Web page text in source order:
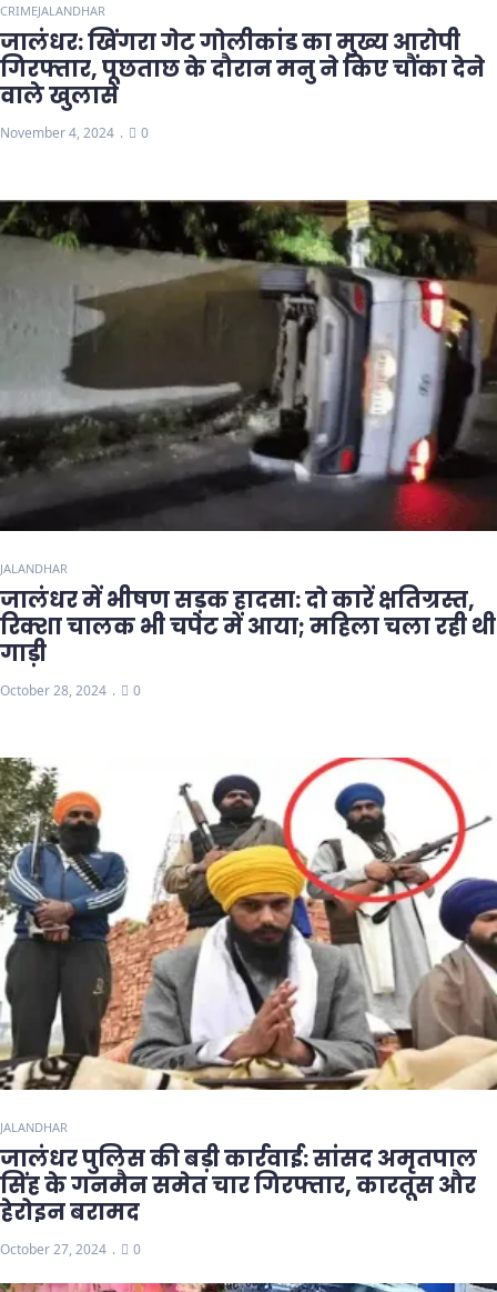
CRIMEJALANDHAR
जालंधर: खिंगरा गेट गोलीकांड का मुख्य आरोपी
गिरफ्तार, पूछताछ के दौरान मनु ने किए चौंका देने
वाले खुलासे
November 4, 2024 0
JALANDHAR
जालंधर में भीषण सड़क हादसा: दो कारें क्षतिग्रस्त,
रिक्शा चालक भी चपेट में आया; महिला चला रही थी
गाड़ी
October 28, 2024 0
JALANDHAR
जालंधर पुलिस की बड़ी कार्रवाई: सांसद अमृतपाल
सिंह के गनमैन समेत चार गिरफ्तार, कारतूस और
हेरोइन बरामद
October 27, 2024 0